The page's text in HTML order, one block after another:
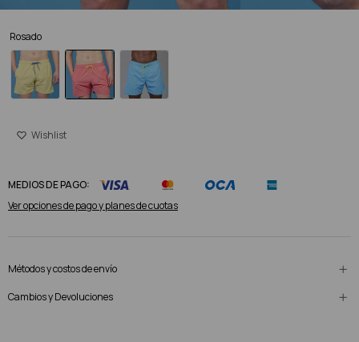
Rosado
MEDIOS DE PAGO:
Ver opciones de pago y planes de cuotas
Métodos y costos de envío
Cambios y Devoluciones